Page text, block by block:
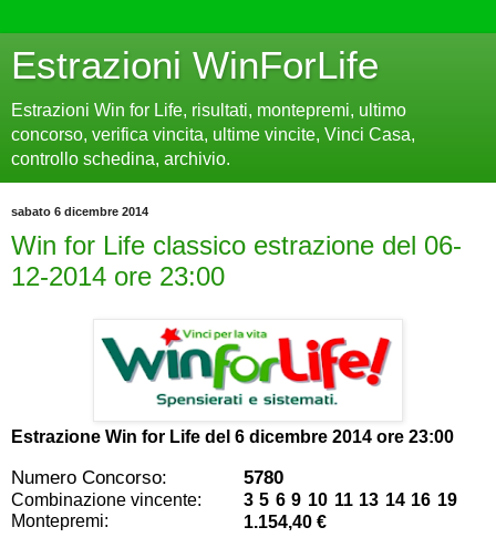
Estrazioni WinForLife
Estrazioni Win for Life, risultati, montepremi, ultimo
concorso, verifica vincita, ultime vincite, Vinci Casa,
controllo schedina, archivio.
sabato 6 dicembre 2014
Win for Life classico estrazione del 06-
12-2014 ore 23:00
Estrazione Win for Life del 6 dicembre 2014 ore 23:00
Numero Concorso: 5780
Combinazione vincente:
3 5 6 9 10 11 13 14 16 19
Montepremi:
1.154,40 €